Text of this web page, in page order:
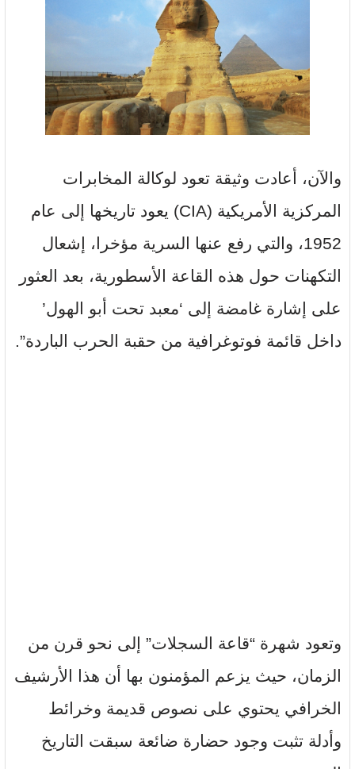
والآن، أعادت وثيقة تعود لوكالة المخابرات
المركزية الأمريكية (CIA) يعود تاريخها إلى عام
1952، والتي رفع عنها السرية مؤخرا، إشعال
التكهنات حول هذه القاعة الأسطورية، بعد العثور
على إشارة غامضة إلى ‘معبد تحت أبو الهول’
داخل قائمة فوتوغرافية من حقبة الحرب الباردة”.
وتعود شهرة “قاعة السجلات” إلى نحو قرن من
الزمان، حيث يزعم المؤمنون بها أن هذا الأرشيف
الخرافي يحتوي على نصوص قديمة وخرائط
وأدلة تثبت وجود حضارة ضائعة سبقت التاريخ